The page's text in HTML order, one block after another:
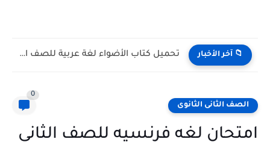
📁 آخر الأخبار تحميل كتاب الأضواء لغة عربية للصف الأول الثانوي الترم الأول...
الصف الثانى الثانوى
0
امتحان لغه فرنسيه للصف الثانى